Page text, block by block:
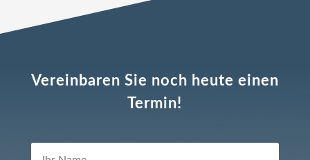
Vereinbaren Sie noch heute einen
Termin!